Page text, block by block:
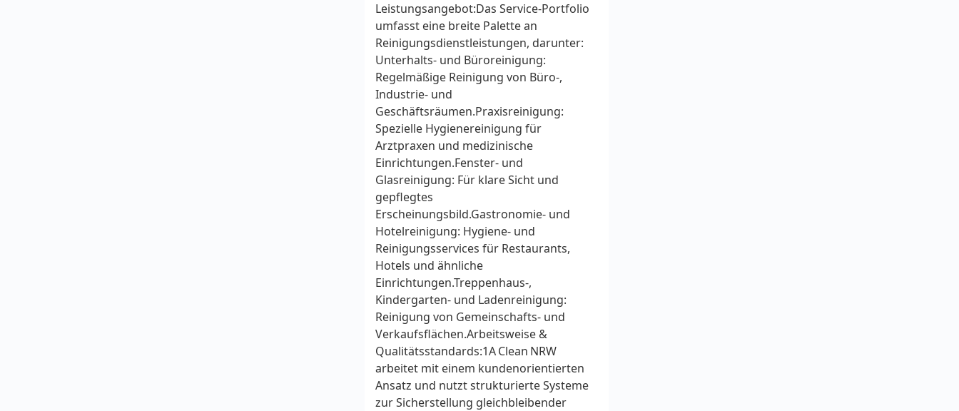
Leistungsangebot:Das Service‑Portfolio
umfasst eine breite Palette an
Reinigungsdienstleistungen, darunter:
Unterhalts‑ und Büroreinigung:
Regelmäßige Reinigung von Büro‑,
Industrie‑ und
Geschäftsräumen.Praxisreinigung:
Spezielle Hygienereinigung für
Arztpraxen und medizinische
Einrichtungen.Fenster‑ und
Glasreinigung: Für klare Sicht und
gepflegtes
Erscheinungsbild.Gastronomie‑ und
Hotelreinigung: Hygiene‑ und
Reinigungsservices für Restaurants,
Hotels und ähnliche
Einrichtungen.Treppenhaus‑,
Kindergarten‑ und Ladenreinigung:
Reinigung von Gemeinschafts‑ und
Verkaufsflächen.Arbeitsweise &
Qualitätsstandards:1A Clean NRW
arbeitet mit einem kundenorientierten
Ansatz und nutzt strukturierte Systeme
zur Sicherstellung gleichbleibender